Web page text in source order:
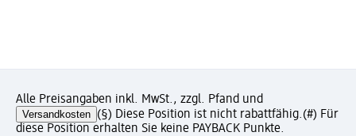
Alle Preisangaben inkl. MwSt., zzgl. Pfand und
Versandkosten (§) Diese Position ist nicht rabattfähig.(#) Für
diese Position erhalten Sie keine PAYBACK Punkte.